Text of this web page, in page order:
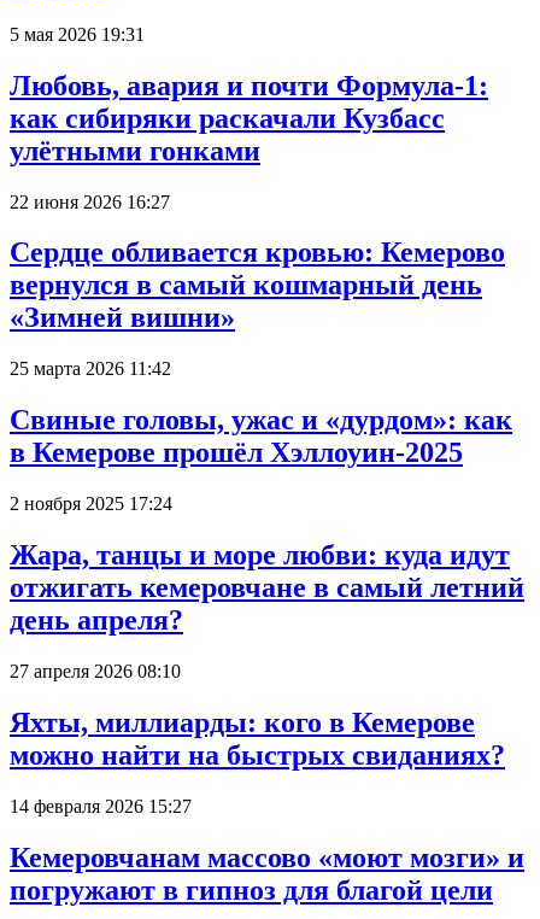
5 мая 2026 19:31
Любовь, авария и почти Формула-1:
как сибиряки раскачали Кузбасс
улётными гонками
22 июня 2026 16:27
Сердце обливается кровью: Кемерово
вернулся в самый кошмарный день
«Зимней вишни»
25 марта 2026 11:42
Свиные головы, ужас и «дурдом»: как
в Кемерове прошёл Хэллоуин-2025
2 ноября 2025 17:24
Жара, танцы и море любви: куда идут
отжигать кемеровчане в самый летний
день апреля?
27 апреля 2026 08:10
Яхты, миллиарды: кого в Кемерове
можно найти на быстрых свиданиях?
14 февраля 2026 15:27
Кемеровчанам массово «моют мозги» и
погружают в гипноз для благой цели